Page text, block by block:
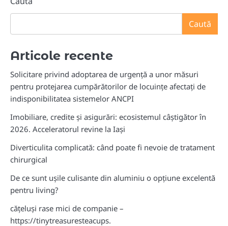
Caută
Articole recente
Solicitare privind adoptarea de urgență a unor măsuri
pentru protejarea cumpărătorilor de locuințe afectați de
indisponibilitatea sistemelor ANCPI
Imobiliare, credite și asigurări: ecosistemul câștigător în
2026. Acceleratorul revine la Iași
Diverticulita complicată: când poate fi nevoie de tratament
chirurgical
De ce sunt ușile culisante din aluminiu o opțiune excelentă
pentru living?
cățeluși rase mici de companie –
https://tinytreasuresteacups.